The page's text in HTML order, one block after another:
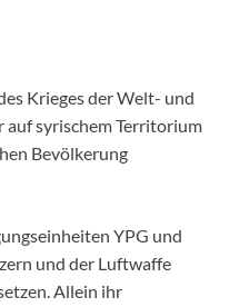
Krieges der Welt- und
auf syrischem Territorium
Bevölkerung
YPG und
und der Luftwaffe
Allein ihr